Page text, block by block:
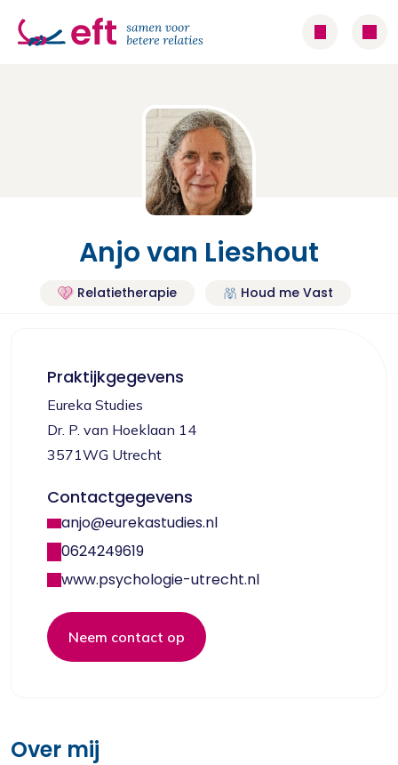
Anjo van Lieshout
Relatietherapie Houd me Vast
Over mij
Praktijkgegevens
Eureka Studies
Dr. P. van Hoeklaan 14
3571WG Utrecht
Contactgegevens
anjo@eurekastudies.nl
0624249619
www.psychologie-utrecht.nl
Neem contact op